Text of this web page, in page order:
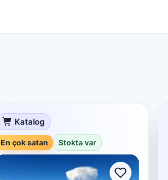
Katalog
En çok satan Stokta var